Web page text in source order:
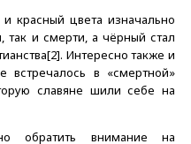
красный цвета изначально
так и смерти, а чёрный стал
Интересно также и
встречалось в «смертной»
славяне шили себе на
обратить внимание на